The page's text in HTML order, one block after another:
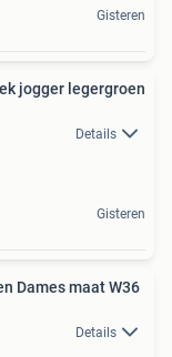
Gisteren
jogger legergroen
Details
Gisteren
Dames maat W36
Details